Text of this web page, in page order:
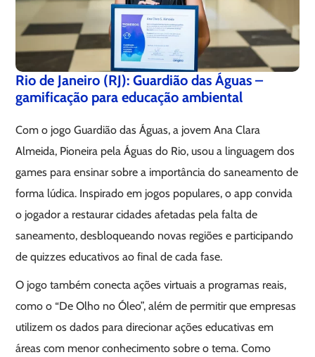
Rio de Janeiro (RJ): Guardião das Águas –
gamificação para educação ambiental
Com o jogo Guardião das Águas, a jovem Ana Clara
Almeida, Pioneira pela Águas do Rio, usou a linguagem dos
games para ensinar sobre a importância do saneamento de
forma lúdica. Inspirado em jogos populares, o app convida
o jogador a restaurar cidades afetadas pela falta de
saneamento, desbloqueando novas regiões e participando
de quizzes educativos ao final de cada fase.
O jogo também conecta ações virtuais a programas reais,
como o “De Olho no Óleo”, além de permitir que empresas
utilizem os dados para direcionar ações educativas em
áreas com menor conhecimento sobre o tema. Como